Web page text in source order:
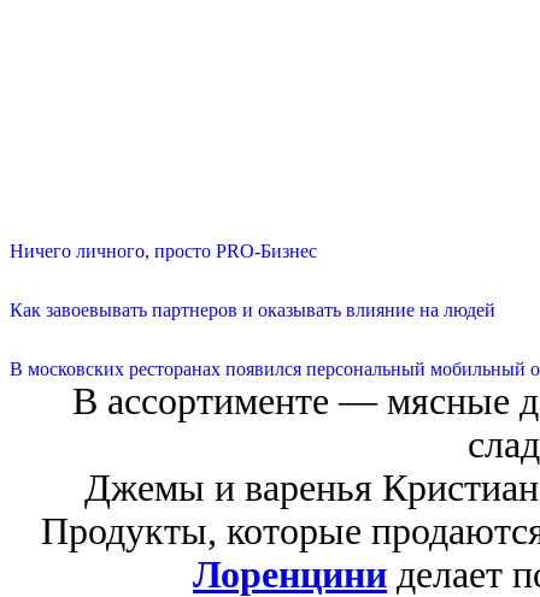
Ничего личного, просто PRO-Бизнес
Как завоевывать партнеров и оказывать влияние на людей
В московских ресторанах появился персональный мобильный
В ассортименте — мясные
Джемы и варенья
Продукты, которые
Лоренцини делает